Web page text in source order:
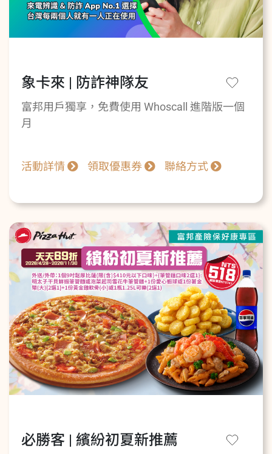
象卡來 | 防詐神隊友
富邦用戶獨享，免費使用 Whoscall 進階版一個
月
活動詳情 領取優惠券 聯絡方式
必勝客 | 繽紛初夏新推薦